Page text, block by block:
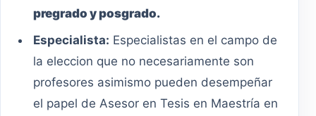
pregrado y posgrado.
Especialista: Especialistas en el campo de
la eleccion que no necesariamente son
profesores asimismo pueden desempeñar
el papel de Asesor en Tesis en Maestría en